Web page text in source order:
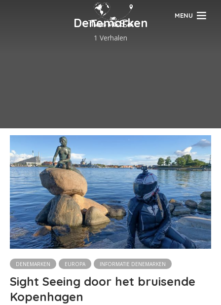
MENU
Denemarken
1 Verhalen
DENEMARKEN EUROPA INFORMATIE DENEMARKEN
Sight Seeing door het bruisende
Kopenhagen